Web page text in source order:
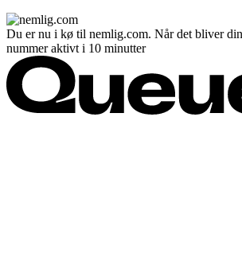
Du er nu i kø til nemlig.com. Når det bliver
nummer aktivt i 10 minutter